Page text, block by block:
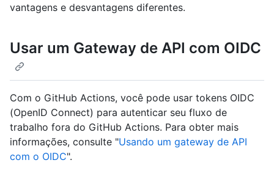
vantagens e desvantagens diferentes.
Usar um Gateway de API com OIDC
Com o GitHub Actions, você pode usar tokens OIDC
(OpenID Connect) para autenticar seu fluxo de
trabalho fora do GitHub Actions. Para obter mais
informações, consulte "Usando um gateway de API
com o OIDC".